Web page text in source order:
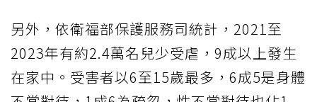
另外，依衛福部保護服務司統計，2021至
2023年有約2.4萬名兒少受虐，9成以上發生
在家中。受害者以6至15歲最多，6成5是身體